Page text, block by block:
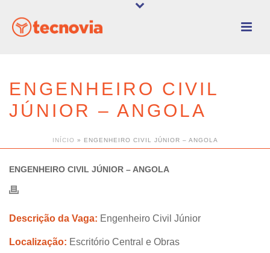
ENGENHEIRO CIVIL
JÚNIOR – ANGOLA
INÍCIO » ENGENHEIRO CIVIL JÚNIOR – ANGOLA
ENGENHEIRO CIVIL JÚNIOR – ANGOLA
Descrição da Vaga: Engenheiro Civil Júnior
Localização: Escritório Central e Obras